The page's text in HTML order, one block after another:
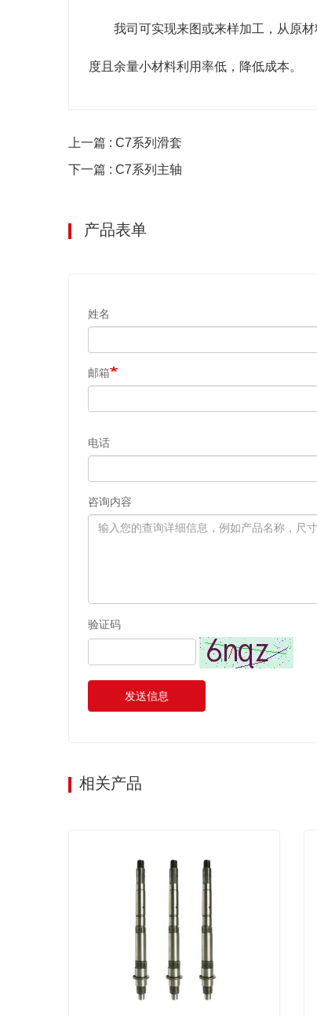
我司可实现来图或来样加工，从原
度且余量小材料利用率低，降低成本。
上一篇 : C7系列滑套
下一篇 : C7系列主轴
产品表单
姓名
邮箱
电话
咨询内容
验证码
发送信息
相关产品